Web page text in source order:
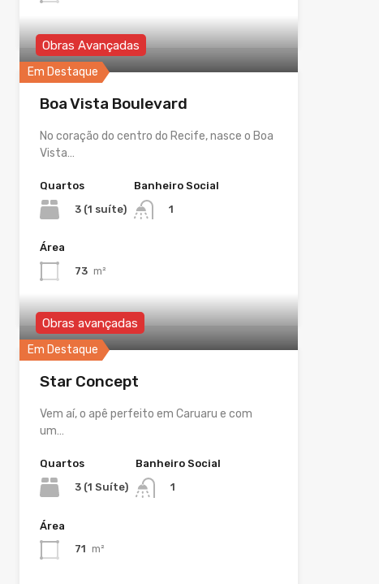
Em Destaque
Obras Avançadas
Boa Vista Boulevard
No coração do centro do Recife, nasce o Boa
Vista…
Quartos
3 (1 suíte)
Banheiro Social
1
Área
73 m²
Em Destaque
Obras avançadas
Star Concept
Vem aí, o apê perfeito em Caruaru e com
um…
Quartos
3 (1 Suíte)
Banheiro Social
1
Área
71 m²